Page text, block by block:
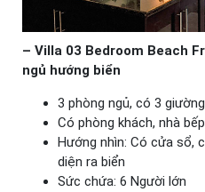
– Villa 03 Bedroom Beach
ngủ hướng biển
3 phòng ngủ, có 3
Có phòng khách, nhà bếp
Hướng nhìn: Có cửa sổ,
diện ra biển
Sức chứa: 6 Người lớn